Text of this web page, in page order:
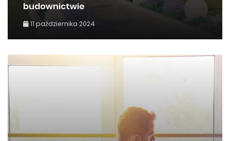
budownictwie
11 października 2024